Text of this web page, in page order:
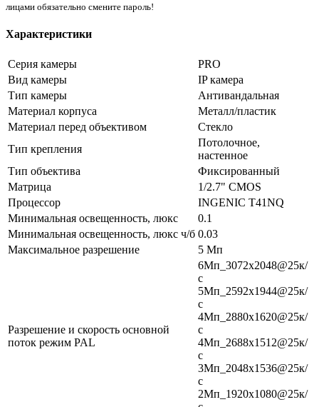
лицами обязательно смените пароль!
Характеристики
Серия камеры
PRO
Вид камеры
IP камера
Тип камеры
Антивандальная
Материал корпуса
Металл/пластик
Материал перед объективом
Стекло
Тип крепления
Потолочное,
настенное
Тип объектива
Фиксированный
Матрица
1/2.7" CMOS
Процессор
INGENIC T41NQ
Минимальная освещенность, люкс
0.1
Минимальная освещенность, люкс ч/б 0.03
Максимальное разрешение
5 Мп
Разрешение и скорость основной
поток режим PAL
6Мп_3072x2048@25к/
с
5Мп_2592x1944@25к/
с
4Мп_2880x1620@25к/
с
4Мп_2688x1512@25к/
с
3Мп_2048x1536@25к/
с
2Мп_1920x1080@25к/